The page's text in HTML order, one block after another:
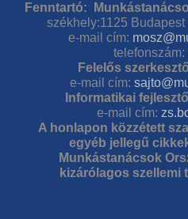
Fenntartó:
székhely:1125
e-mail cím:
telefonszám:
Felelős
e-mail cím:
Informatikai
e-mail cím:
A honlapon közzétett
egyéb jellegű
Munkástanácsok
kizárólagos szellemi